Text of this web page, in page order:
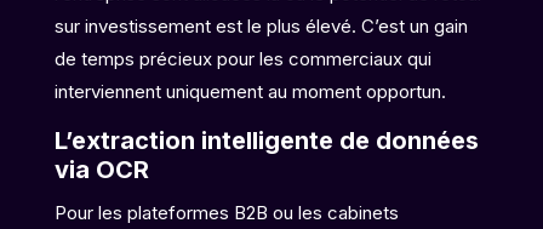
sur investissement est le plus élevé. C’est un gain
de temps précieux pour les commerciaux qui
interviennent uniquement au moment opportun.
L’extraction intelligente de données
via OCR
Pour les plateformes B2B ou les cabinets